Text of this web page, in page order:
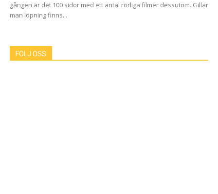
gången är det 100 sidor med ett antal rörliga filmer dessutom. Gillar
man löpning finns...
FÖLJ OSS